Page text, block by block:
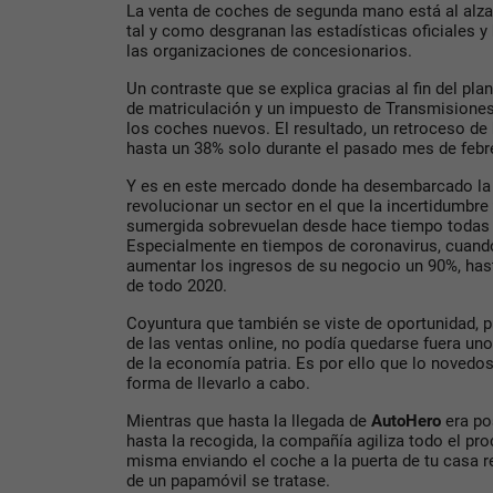
La venta de coches de segunda mano está al
tal y como desgranan las estadísticas oficiales
las organizaciones de concesionarios.
Un contraste que se explica gracias al fin del
de matriculación y un impuesto de
los coches nuevos. El resultado, un retroceso
hasta un 38% solo durante el pasado mes de
Y es en este mercado donde ha desembarcado
revolucionar un sector en el que la
sumergida sobrevuelan desde hace tiempo
Especialmente en tiempos de coronavirus,
aumentar los ingresos de su negocio un 90%,
de todo 2020.
Coyuntura que también se viste de oportunidad,
de las ventas online, no podía quedarse fuera
de la economía patria. Es por ello que lo
forma de llevarlo a cabo.
Mientras que hasta la llegada de AutoHero era
hasta la recogida, la compañía agiliza todo el
misma enviando el coche a la puerta de tu casa
de un papamóvil se tratase.